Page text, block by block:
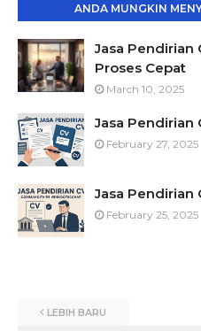
ANDA MUNGKIN
Jasa Pendirian
Proses Cepat
March 10, 2025
Jasa Pendirian
February 27, 2025
Jasa Pendirian
February 25, 2025
LEBIH BARU